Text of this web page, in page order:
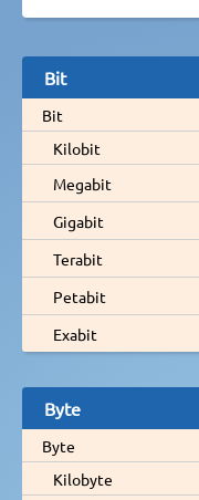
Bit
Bit
Kilobit
Megabit
Gigabit
Terabit
Petabit
Exabit
Byte
Byte
Kilobyte